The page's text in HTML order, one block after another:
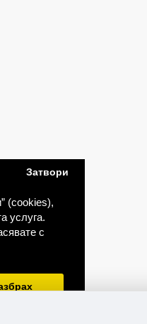
(cookies),
услуга.
с
Затвори